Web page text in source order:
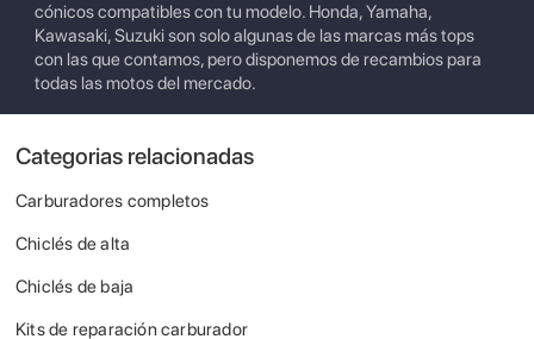
cónicos compatibles con tu modelo. Honda, Yamaha,
Kawasaki, Suzuki son solo algunas de las marcas más tops
con las que contamos, pero disponemos de recambios para
todas las motos del mercado.
Categorias relacionadas
Carburadores completos
Chiclés de alta
Chiclés de baja
Kits de reparación carburador